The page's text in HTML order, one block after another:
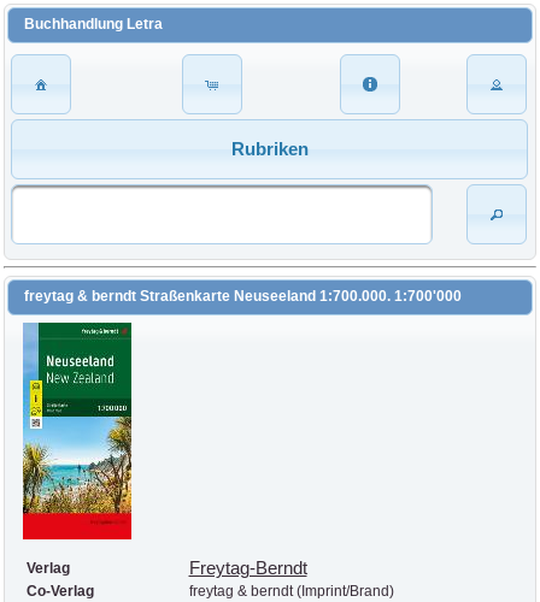
Buchhandlung Letra
Rubriken
freytag & berndt Straßenkarte Neuseeland 1:700.000. 1:700'000
Verlag Freytag-Berndt
Co-Verlag freytag & berndt (Imprint/Brand)